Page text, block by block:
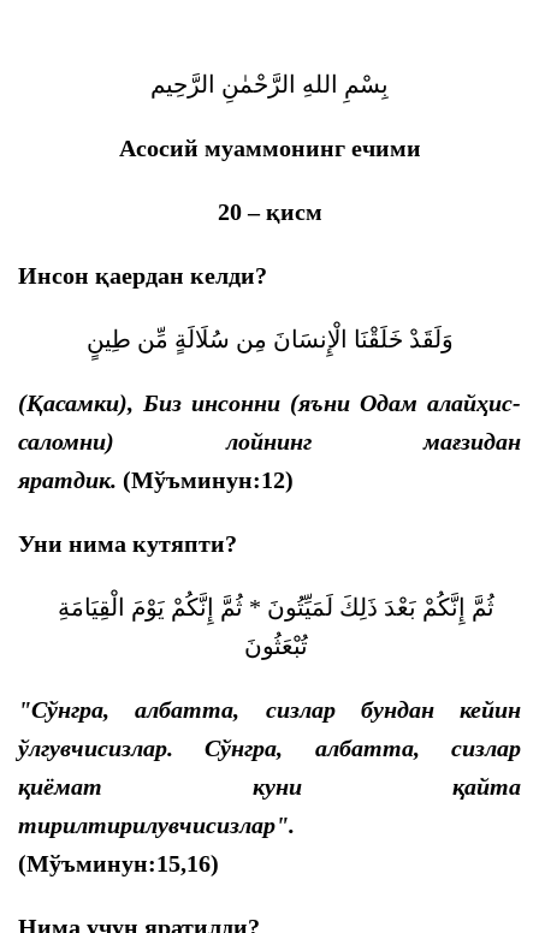
بِسْمِ اللهِ الرَّحْمٰنِ الرَّحِيم
Асосий муаммонинг ечими
20 –қисм
Инсон қаердан келди?
وَلَقَدْ خَلَقْنَا الْإِنسَانَ مِن سُلَالَةٍ مِّن طِينٍ
(Қасамки), Биз инсонни (яъни Одам алайҳис-
саломни) лойнинг мағзидан
яратдик. (Мўъминун:12)
Уни нима кутяпти?
ثُمَّ إِنَّكُمْ بَعْدَ ذَلِكَ لَمَيِّتُونَ * ثُمَّ إِنَّكُمْ يَوْمَ الْقِيَامَةِ
تُبْعَثُونَ
"Сўнгра, албатта, сизлар бундан кейин
ўлгувчисизлар. Сўнгра, албатта, сизлар
қиёмат куни қайта
тирилтирилувчисизлар".
(Мўъминун:15,16)
Нима учун яратилди?